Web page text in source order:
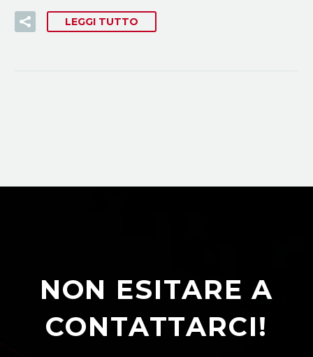
LEGGI TUTTO
NON ESITARE A
CONTATTARCI!